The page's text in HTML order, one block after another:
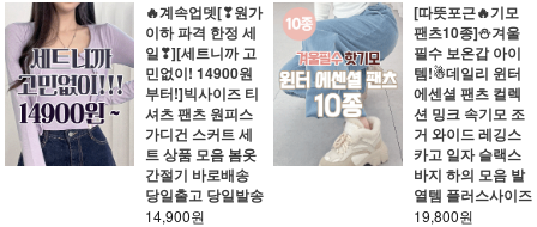
🔥계속업뎃[❣원가
이하 파격 한정 세
일❣][세트니까 고
민없이! 14900원
부터!]빅사이즈 티
셔츠 팬츠 원피스
가디건 스커트 세
트 상품 모음 봄옷
간절기 바로배송
당일출고 당일발송
14,900원
[따뜻포근🔥기모
팬츠10종]⛄겨울
필수 보온갑 아이
템!☃데일리 윈터
에센셜 팬츠 컬렉
션 밍크 속기모 조
거 와이드 레깅스
카고 일자 슬랙스
바지 하의 모음 발
열템 플러스사이즈
19,800원